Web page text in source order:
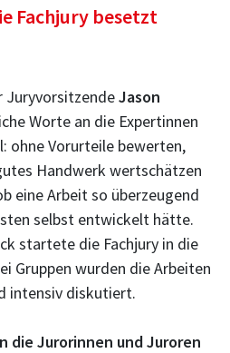
Fachjury besetzt
JuryvorsitzendeJason
Worte an die Expertinnen
ohne Vorurteile bewerten,
Handwerk wertschätzen
eine Arbeit so überzeugend
selbst entwickelt hätte.
startete die Fachjury in die
Gruppen wurden die Arbeiten
intensiv diskutiert.
die Jurorinnen und Juroren